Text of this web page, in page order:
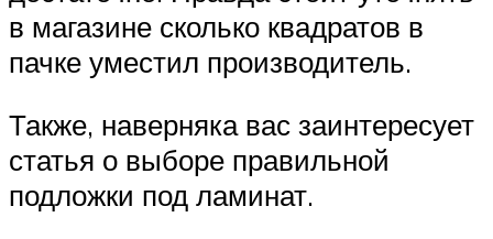
в магазине сколько квадратов в
пачке уместил производитель.
Также, наверняка вас заинтересует
статья о выборе правильной
подложки под ламинат.